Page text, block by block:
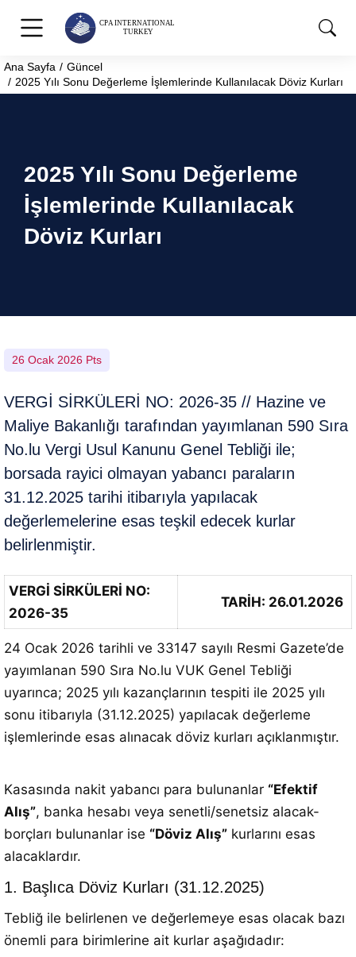
You are here:
Ana Sayfa
Güncel
2025 Yılı Sonu Değerleme İşlemlerinde Kullanılacak Döviz Kurları
2025 Yılı Sonu Değerleme
İşlemlerinde Kullanılacak
Döviz Kurları
26 Ocak 2026 Pts
VERGİ SİRKÜLERİ NO: 2026-35 // Hazine ve
Maliye Bakanlığı tarafından yayımlanan 590 Sıra
No.lu Vergi Usul Kanunu Genel Tebliği ile;
borsada rayici olmayan yabancı paraların
31.12.2025 tarihi itibarıyla yapılacak
değerlemelerine esas teşkil edecek kurlar
belirlenmiştir.
VERGİ SİRKÜLERİ NO:
2026-35
TARİH: 26.01.2026
24 Ocak 2026 tarihli ve 33147 sayılı Resmi Gazete’de
yayımlanan 590 Sıra No.lu VUK Genel Tebliği
uyarınca; 2025 yılı kazançlarının tespiti ile 2025 yılı
sonu itibarıyla (31.12.2025) yapılacak değerleme
işlemlerinde esas alınacak döviz kurları açıklanmıştır.
Kasasında nakit yabancı para bulunanlar “Efektif
Alış”, banka hesabı veya senetli/senetsiz alacak-
borçları bulunanlar ise “Döviz Alış” kurlarını esas
alacaklardır.
1. Başlıca Döviz Kurları (31.12.2025)
Tebliğ ile belirlenen ve değerlemeye esas olacak bazı
önemli para birimlerine ait kurlar aşağıdadır: